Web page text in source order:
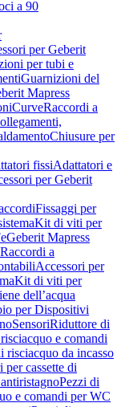
a 90
per Geberit
per tubi e
Guarnizioni del
Mapress
CurveRaccordi a
Chiusure per
fissiAdattatori e
per Geberit
Fissaggi per
Kit di viti per
Geberit Mapress
Raccordi a
Accessori per
Kit di viti per
dell’acqua
per Dispositivi
SensoriRiduttore di
e comandi
risciacquo da incasso
per cassette di
Pezzi di
e comandi per WC